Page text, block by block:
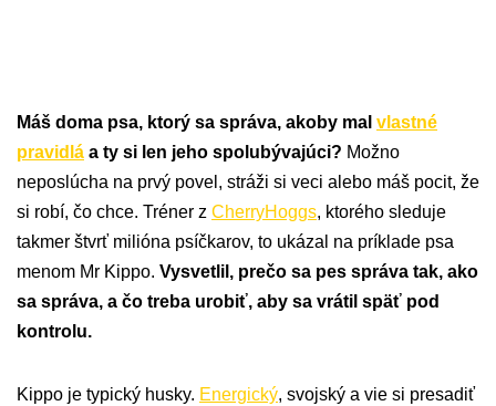
Máš doma psa, ktorý sa správa, akoby mal vlastné
pravidlá a ty si len jeho spolubývajúci? Možno
neposlúcha na prvý povel, stráži si veci alebo máš pocit, že
si robí, čo chce. Tréner z CherryHoggs, ktorého sleduje
takmer štvrť milióna psíčkarov, to ukázal na príklade psa
menom Mr Kippo. Vysvetlil, prečo sa pes správa tak, ako
sa správa, a čo treba urobiť, aby sa vrátil späť pod
kontrolu.
Kippo je typický husky. Energický, svojský a vie si presadiť